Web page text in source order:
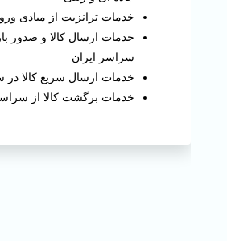
خدمات ترانزیت از مبادی
خدمات ارسال کالا و صدور
سراسر ایران
خدمات ارسال سریع کالا در
خدمات برگشت کالا از